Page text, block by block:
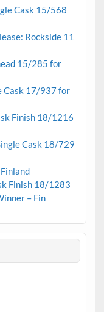
Cask 15/568
Rockside 11
15/285 for
Cask 17/937 for
Finish 18/1216
Cask 18/729
Finish 18/1283
– Fin